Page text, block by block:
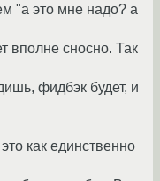
"а это мне надо? а
вполне сносно. Так
фидбэк будет, и
как единственно